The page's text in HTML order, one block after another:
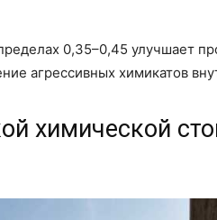
0,35–0,45 улучшает
агрессивных химикатов
химической